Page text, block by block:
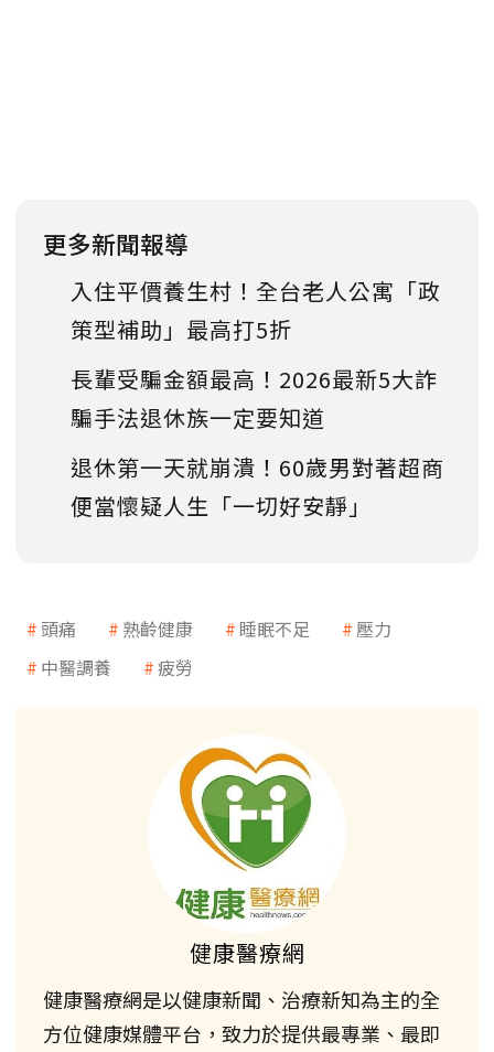
更多新聞報導
入住平價養生村！全台老人公寓「政
策型補助」最高打5折
長輩受騙金額最高！2026最新5大詐
騙手法退休族一定要知道
退休第一天就崩潰！60歲男對著超商
便當懷疑人生「一切好安靜」
頭痛 熟齡健康 睡眠不足
壓力
中醫調養
疲勞
健康醫療網
健康醫療網是以健康新聞、治療新知為主的全
方位健康媒體平台，致力於提供最專業、最即